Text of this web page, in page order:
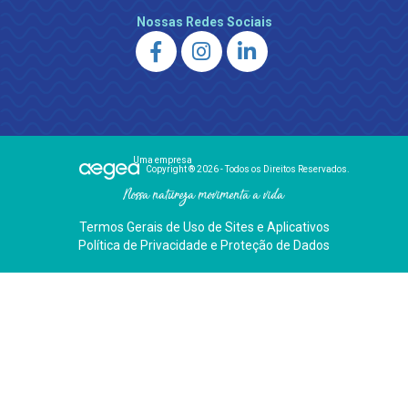
Nossas Redes Sociais
Uma empresa
Copyright ® 2026 - Todos os Direitos Reservados.
Nossa natureza movimenta a vida
Termos Gerais de Uso de Sites e Aplicativos
Política de Privacidade e Proteção de Dados